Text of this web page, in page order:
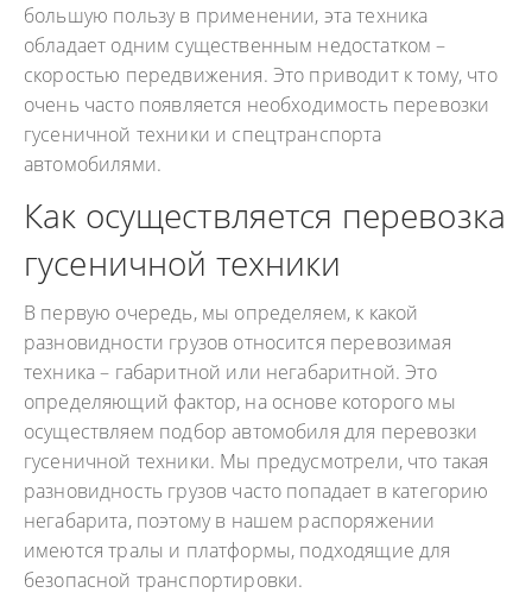
большую пользу в применении, эта техника
обладает одним существенным недостатком –
скоростью передвижения. Это приводит к тому, что
очень часто появляется необходимость перевозки
гусеничной техники и спецтранспорта
автомобилями.
Как осуществляется перевозка
гусеничной техники
В первую очередь, мы определяем, к какой
разновидности грузов относится перевозимая
техника – габаритной или негабаритной. Это
определяющий фактор, на основе которого мы
осуществляем подбор автомобиля для перевозки
гусеничной техники. Мы предусмотрели, что такая
разновидность грузов часто попадает в категорию
негабарита, поэтому в нашем распоряжении
имеются тралы и платформы, подходящие для
безопасной транспортировки.